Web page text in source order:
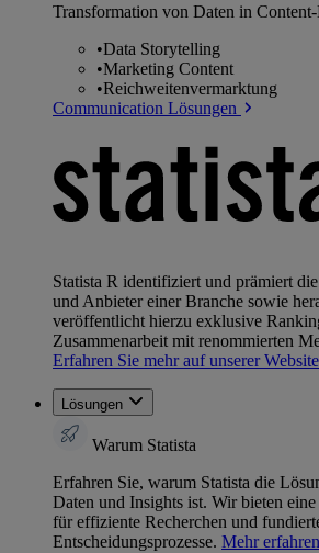
Transformation von Daten in
•Data Storytelling
•Marketing Content
•Reichweitenvermarktung
Communication Lösungen
Statista R identifiziert und prämiert
und Anbieter einer Branche sowie
veröffentlicht hierzu exklusive
Zusammenarbeit mit renommierten
Erfahren Sie mehr auf unserer
Lösungen
Warum Statista
Erfahren Sie, warum Statista die
Daten und Insights ist. Wir bieten
für effiziente Recherchen und
Entscheidungsprozesse. Mehr erfahren